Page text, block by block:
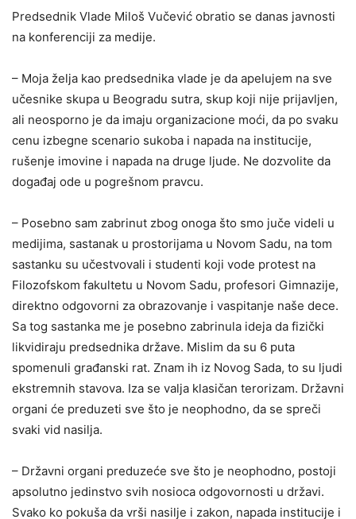
Predsednik Vlade Miloš Vučević obratio se danas javnosti
na konferenciji za medije.
– Moja želja kao predsednika vlade je da apelujem na sve
učesnike skupa u Beogradu sutra, skup koji nije prijavljen,
ali neosporno je da imaju organizacione moći, da po svaku
cenu izbegne scenario sukoba i napada na institucije,
rušenje imovine i napada na druge ljude. Ne dozvolite da
događaj ode u pogrešnom pravcu.
– Posebno sam zabrinut zbog onoga što smo juče videli u
medijima, sastanak u prostorijama u Novom Sadu, na tom
sastanku su učestvovali i studenti koji vode protest na
Filozofskom fakultetu u Novom Sadu, profesori Gimnazije,
direktno odgovorni za obrazovanje i vaspitanje naše dece.
Sa tog sastanka me je posebno zabrinula ideja da fizički
likvidiraju predsednika države. Mislim da su 6 puta
spomenuli građanski rat. Znam ih iz Novog Sada, to su ljudi
ekstremnih stavova. Iza se valja klasičan terorizam. Državni
organi će preduzeti sve što je neophodno, da se spreči
svaki vid nasilja.
– Državni organi preduzeće sve što je neophodno, postoji
apsolutno jedinstvo svih nosioca odgovornosti u državi.
Svako ko pokuša da vrši nasilje i zakon, napada institucije i